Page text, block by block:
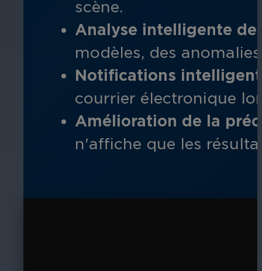
scène.
Analyse intelligente
modèles, des
Notifications
courrier électronique
Amélioration de la
n'affiche que les